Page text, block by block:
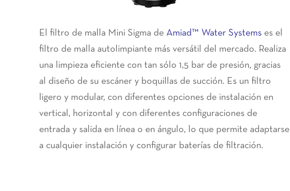
El filtro de malla Mini Sigma de Amiad™ Water Systems es el
filtro de malla autolimpiante más versátil del mercado. Realiza
una limpieza eficiente con tan sólo 1,5 bar de presión, gracias
al diseño de su escáner y boquillas de succión. Es un filtro
ligero y modular, con diferentes opciones de instalación en
vertical, horizontal y con diferentes configuraciones de
entrada y salida en línea o en ángulo, lo que permite adaptarse
a cualquier instalación y configurar baterías de filtración.